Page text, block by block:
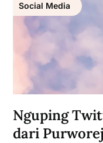
Social Media
Nguping
dari